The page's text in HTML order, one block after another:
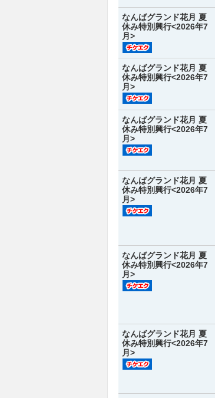
なんばグランド花月 夏
休み特別興行<2026年7
月>
なんばグランド花月 夏
休み特別興行<2026年7
月>
なんばグランド花月 夏
休み特別興行<2026年7
月>
なんばグランド花月 夏
休み特別興行<2026年7
月>
なんばグランド花月 夏
休み特別興行<2026年7
月>
なんばグランド花月 夏
休み特別興行<2026年7
月>